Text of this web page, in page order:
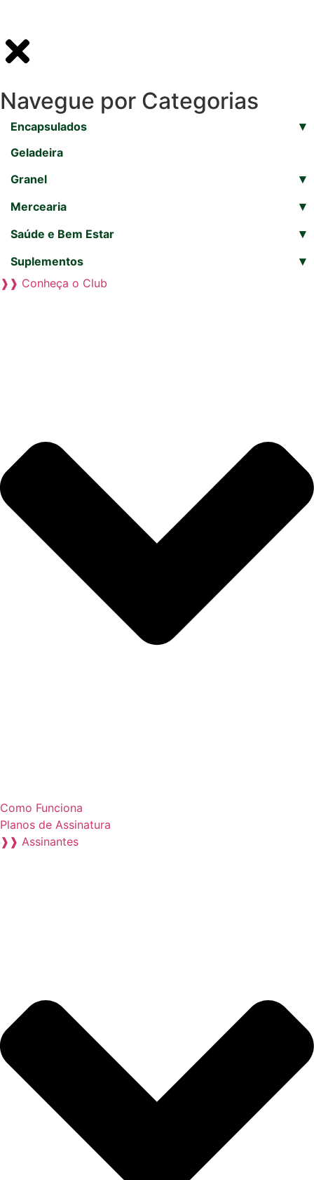
Navegue por Categorias
Encapsulados ▾
Geladeira
Granel
▾
Mercearia ▾
Saúde e Bem Estar ▾
Suplementos ▾
❱❱ Conheça o Club
Como Funciona
Planos de Assinatura
❱❱ Assinantes